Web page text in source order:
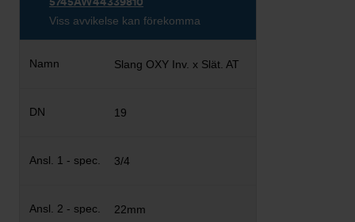
Viss avvikelse kan förekomma
Slang OXY Inv. x Slät. AT
19
3/4
22mm